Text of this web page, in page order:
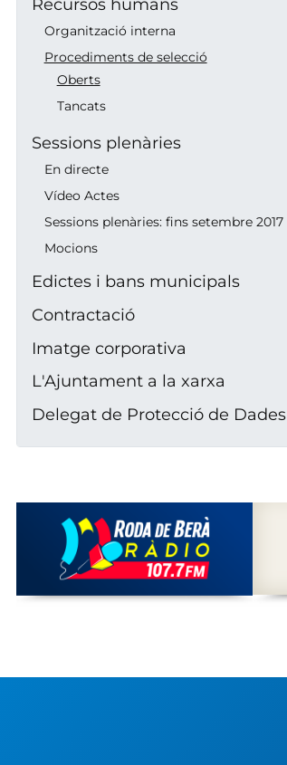
Recursos humans
Organització interna
Procediments de selecció
Oberts
Tancats
Sessions plenàries
En directe
Vídeo Actes
Sessions plenàries: fins setembre 2017
Mocions
Edictes i bans municipals
Contractació
Imatge corporativa
L'Ajuntament a la xarxa
Delegat de Protecció de Dades